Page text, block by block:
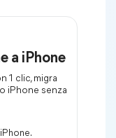
a iPhone
1 clic, migra
iPhone senza